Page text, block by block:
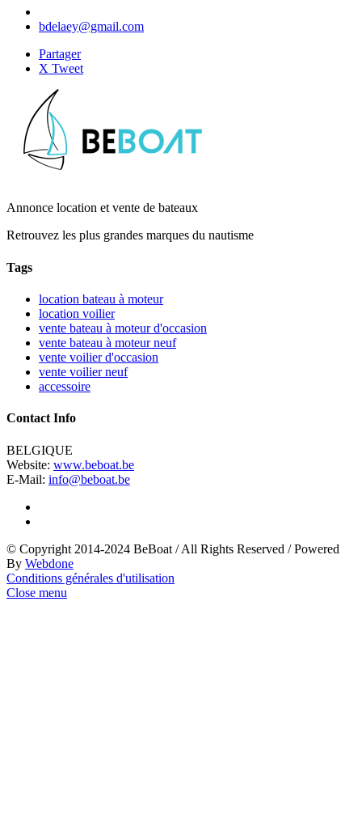
bdelaey@gmail.com
Partager
X Tweet
Annonce location et vente de bateaux
Retrouvez les plus grandes marques du nautisme
Tags
location bateau à moteur
location voilier
vente bateau à moteur d'occasion
vente bateau à moteur neuf
vente voilier d'occasion
vente voilier neuf
accessoire
Contact Info
BELGIQUE
Website: www.beboat.be
E-Mail: info@beboat.be
© Copyright 2014-2024 BeBoat /All Rights Reserved /Powered
By Webdone
Conditions générales d'utilisation
Close menu